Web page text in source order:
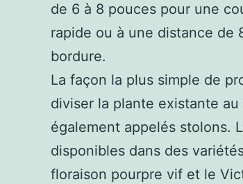
de 6 à 8 pouces pour une
rapide ou à une distance de
bordure.
La façon la plus simple de
diviser la plante existante
également appelés stolons.
disponibles dans des
floraison pourpre vif et le